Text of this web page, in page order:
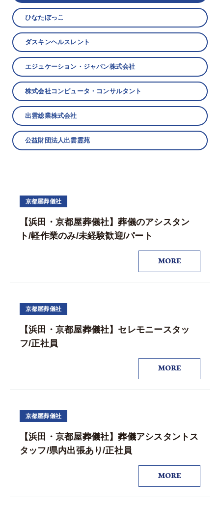
ひなたぼっこ
ダスキンヘルスレント
エジュケーション・ジャパン株式会社
株式会社コンピュータ・コンサルタント
出雲総業株式会社
公益財団法人出雲霊苑
京都屋葬儀社
【浜田・京都屋葬儀社】葬儀のアシスタン
ト/軽作業のみ/未経験歓迎/パート
MORE
京都屋葬儀社
【浜田・京都屋葬儀社】セレモニースタッ
フ/正社員
MORE
京都屋葬儀社
【浜田・京都屋葬儀社】葬儀アシスタントス
タッフ/県内出張あり/正社員
MORE